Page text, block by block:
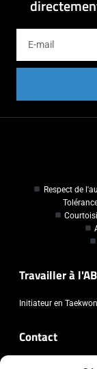
Respect de
Travailler à
Initiateur en
Contact